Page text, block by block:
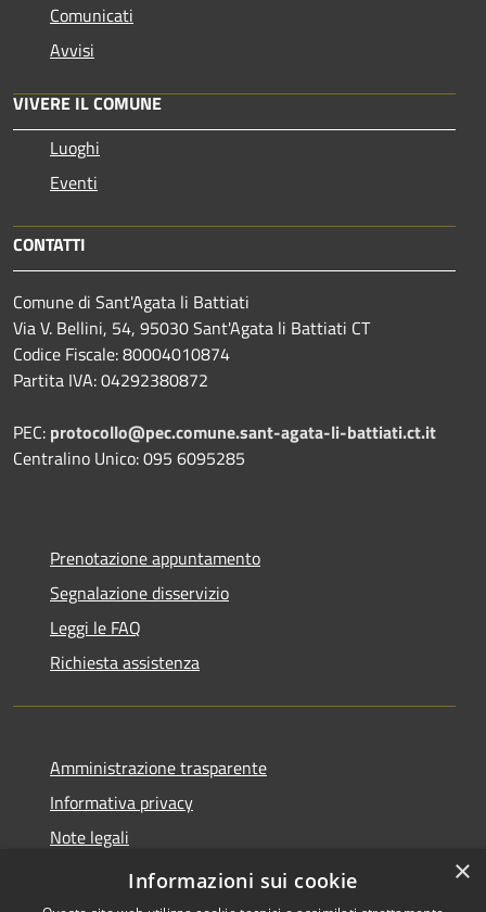
Comunicati
Avvisi
VIVERE IL COMUNE
Luoghi
Eventi
CONTATTI
Comune di Sant'Agata li Battiati
Via V. Bellini, 54, 95030 Sant'Agata li Battiati CT
Codice Fiscale: 80004010874
Partita IVA: 04292380872
PEC: protocollo@pec.comune.sant-agata-li-battiati.ct.it
Centralino Unico: 095 6095285
Prenotazione appuntamento
Segnalazione disservizio
Leggi le FAQ
Richiesta assistenza
Amministrazione trasparente
Informativa privacy
Note legali
Dichiarazione di accessibilità
×
Informazioni sui cookie